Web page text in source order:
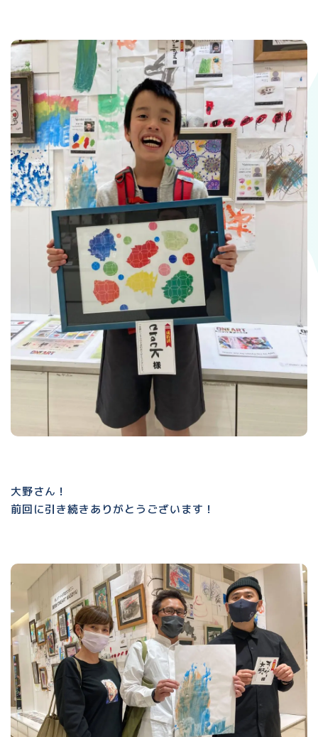
大野さん！
前回に引き続きありがとうございます！